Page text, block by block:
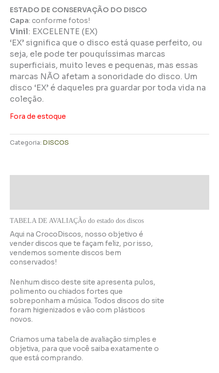
ESTADO DE CONSERVAÇÃO DO DISCO
Capa: conforme fotos!
Vinil: EXCELENTE (EX)
‘EX’ significa que o disco está quase perfeito, ou
seja, ele pode ter pouquíssimas marcas
superficiais, muito leves e pequenas, mas essas
marcas NÃO afetam a sonoridade do disco. Um
disco ‘EX’ é daqueles pra guardar por toda vida na
coleção.
Fora de estoque
Categoria: DISCOS
TABELA DE AVALIAÇÃo do estado dos discos
Aqui na CrocoDiscos, nosso objetivo é
vender discos que te façam feliz, por isso,
vendemos somente discos bem
conservados!
Nenhum disco deste site apresenta pulos,
polimento ou chiados fortes que
sobreponham a música. Todos discos do site
foram higienizados e vão com plásticos
novos.
Criamos uma tabela de avaliação simples e
objetiva, para que você saiba exatamente o
que está comprando.